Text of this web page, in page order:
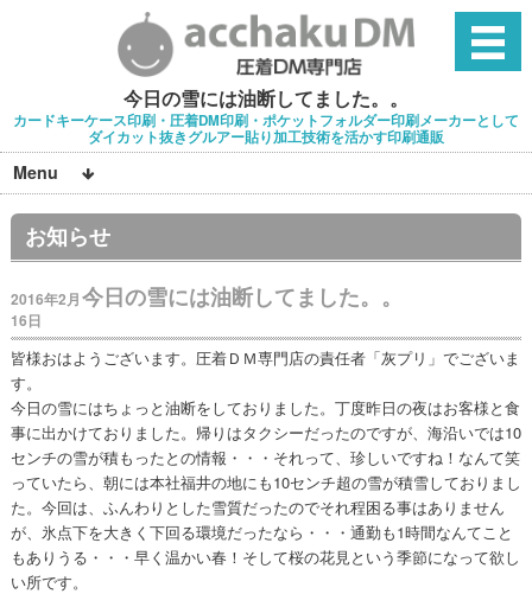
今日の雪には油断してました。。
カードキーケース印刷・圧着DM印刷・ポケットフォルダー印刷メーカーとして
ダイカット抜きグルアー貼り加工技術を活かす印刷通販
Menu
お知らせ
今日の雪には油断してました。。
2016年2月
16日
皆様おはようございます。圧着ＤＭ専門店の責任者「灰プリ」でございま
す。
今日の雪にはちょっと油断をしておりました。丁度昨日の夜はお客様と食
事に出かけておりました。帰りはタクシーだったのですが、海沿いでは10
センチの雪が積もったとの情報・・・それって、珍しいですね！なんて笑
っていたら、朝には本社福井の地にも10センチ超の雪が積雪しておりまし
た。今回は、ふんわりとした雪質だったのでそれ程困る事はありません
が、氷点下を大きく下回る環境だったなら・・・通勤も1時間なんてこと
もありうる・・・早く温かい春！そして桜の花見という季節になって欲し
い所です。